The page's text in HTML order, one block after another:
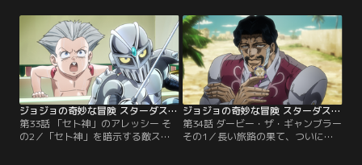
てしまい磁力を帯びてしまう。磁力
の影響でくっつきあうジョセフたち
は、互いの体を引き離してから街を
駆け巡り、女を追いかける。やが
て、余裕を見せるスタンド使いの女
を…。
る。すると、ポルナレフが殺気を出
しながら自分たちを尾行する男を発
見。男の正体を探ろうした直後、男
の影が伸びてポルナレフの影に迫っ
てくる。とっさに身をかわしたポル
ナレフだったが…。
ジョジョの奇妙な冒険 スターダストクルセイダース エジプト編 第33話
第33話 「セト神」のアレッシー そ
の2／「セト神」を暗示する敵スタ
ジョジョの奇妙な冒険 スターダストクルセイダース エジプト編 第34話
第34話 ダービー・ザ・ギャンブラー
その1／長い旅路の果て、ついに目